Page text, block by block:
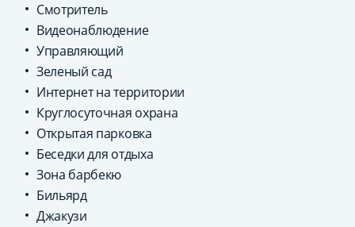
Смотритель
Видеонаблюдение
Управляющий
Зеленый сад
Интернет на территории
Круглосуточная охрана
Открытая парковка
Беседки для отдыха
Зона барбекю
Бильярд
Джакузи